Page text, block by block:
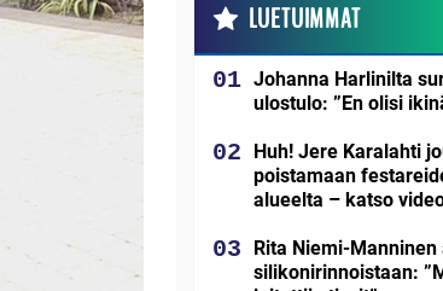
LUETUIMMAT
Johanna Harlinilta
ulostulo: ”En olisi
Huh! Jere Karalahti
poistamaan
alueelta – katso
Rita Niemi-Manninen
silikonirinnoistaan: